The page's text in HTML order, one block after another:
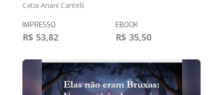
Catia Ariani Cantelli
IMPRESSO
R$ 53,82
EBOOK
R$ 35,50